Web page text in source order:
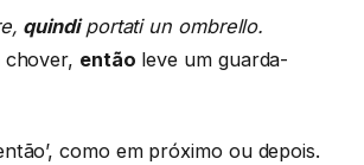
quindiportati un ombrello.
então leve um guarda-
como em próximo ou depois.